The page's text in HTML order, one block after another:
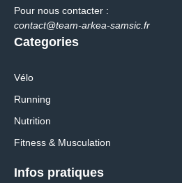
Pour nous contacter :
contact@team-arkea-samsic.fr
Categories
Vélo
Running
Nutrition
Fitness & Musculation
Infos pratiques